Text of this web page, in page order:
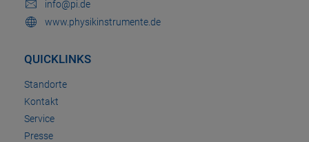
info@pi.de
www.physikinstrumente.de
QUICKLINKS
Standorte
Kontakt
Service
Presse